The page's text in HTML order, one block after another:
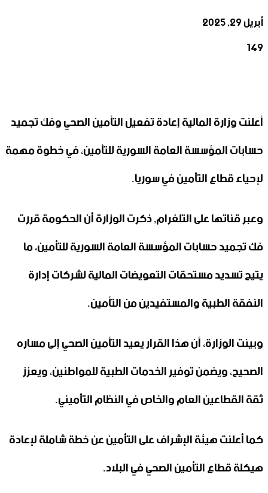
أبريل 29, 2025
149
أعلنت وزارة المالية إعادة تفعيل التأمين الصحي وفك تجميد
حسابات ‏المؤسسة العامة السورية للتأمين، في خطوة مهمة
لإحياء قطاع التأمين في ‏سوريا.‏
وعبر قناتها على التلغرام, ذكرت الوزارة أن الحكومة قررت
فك تجميد ‏حسابات المؤسسة العامة السورية للتأمين، ما
يتيح تسديد مستحقات ‏التعويضات المالية لشركات إدارة
النفقة الطبية والمستفيدين من التأمين.‏
وبينت الوزارة، أن هذا القرار يعيد التأمين الصحي إلى مساره
الصحيح، ‏ويضمن توفير الخدمات الطبية للمواطنين، ويعزز
ثقة القطاعين العام ‏والخاص في النظام التأميني.‏
كما أعلنت هيئة الإشراف على التأمين عن خطة شاملة لإعادة
هيكلة قطاع ‏التأمين‏ الصحي في البلاد.‏